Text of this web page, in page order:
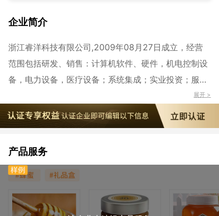
企业简介
浙江睿洋科技有限公司,2009年08月27日成立，经营
范围包括研发、销售：计算机软件、硬件，机电控制设
备，电力设备，医疗设备；系统集成；实业投资；服
务：科技信息咨询；批发、零售：化工原料及产品（除
化学危险品及易制毒品），初级食用农产品（除食品、
药品），工艺美术品，橡胶制品；其它无需报经审批的
一切合法项目。
展开 >
产品服务